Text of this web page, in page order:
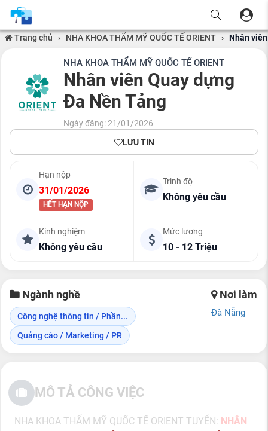
Trang chủ › NHA KHOA THẨM MỸ QUỐC TẾ ORIENT › Nhân
NHA KHOA THẨM MỸ QUỐC TẾ ORIENT
Nhân viên Quay dựng
Đa Nền Tảng
Ngày đăng: 21/01/2026
LƯU TIN
Hạn nộp
31/01/2026
HẾT HẠN NỘP
Trình độ
Không yêu cầu
Kinh nghiệm
Không yêu cầu
Mức lương
10 - 12 Triệu
Ngành nghề
Công nghệ thông tin / Phần...
Quảng cáo / Marketing / PR
Nơi làm
Đà Nẵng
MÔ TẢ CÔNG VIỆC
NHA KHOA THẨM MỸ QUỐC TẾ ORIENT TUYỂN: NHÂN